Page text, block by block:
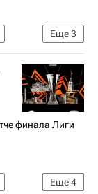
Еще3
финала Лиги
Еще4